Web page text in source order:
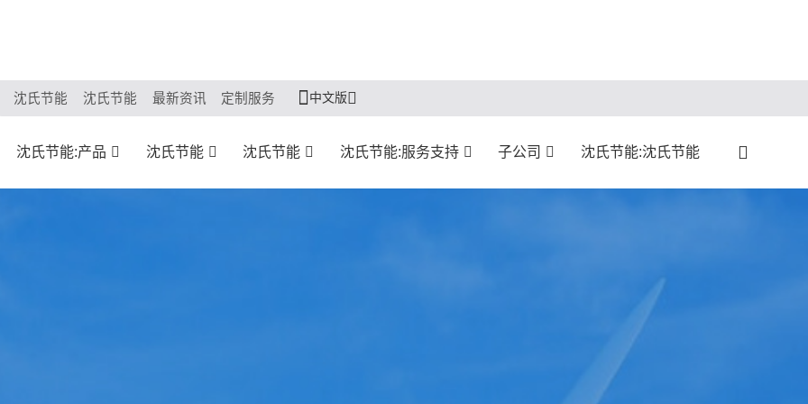
沈氏节能 沈氏节能 最新资讯 定制服务 中文版
沈氏节能:产品 沈氏节能 沈氏节能 沈氏节能:服务支持 子公司 沈氏节能:沈氏节能